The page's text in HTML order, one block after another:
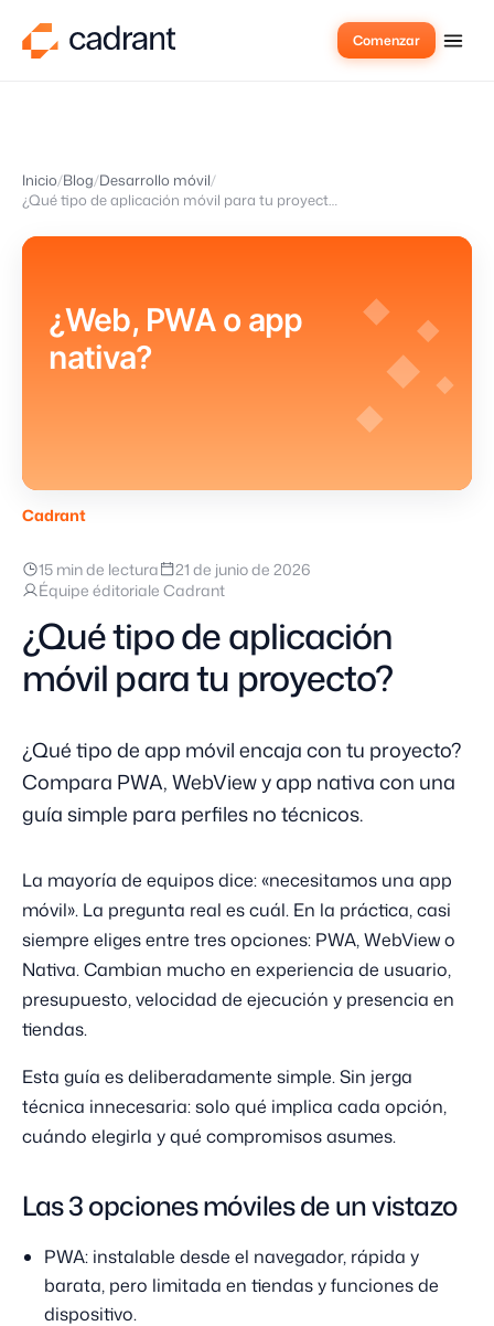
Comenzar
Inicio Blog Desarrollo móvil
¿Qué tipo de aplicación móvil para tu proyecto?
¿Web, PWA o app
nativa?
Cadrant
15 min de lectura
21 de junio de 2026
Équipe éditoriale Cadrant
¿Qué tipo de aplicación
móvil para tu proyecto?
¿Qué tipo de app móvil encaja con tu proyecto?
Compara PWA, WebView y app nativa con una
guía simple para perfiles no técnicos.
La mayoría de equipos dice: «necesitamos una app
móvil». La pregunta real es cuál. En la práctica, casi
siempre eliges entre tres opciones: PWA, WebView o
Nativa. Cambian mucho en experiencia de usuario,
presupuesto, velocidad de ejecución y presencia en
tiendas.
Esta guía es deliberadamente simple. Sin jerga
técnica innecesaria: solo qué implica cada opción,
cuándo elegirla y qué compromisos asumes.
Las 3 opciones móviles de un vistazo
PWA: instalable desde el navegador, rápida y
barata, pero limitada en tiendas y funciones de
dispositivo.